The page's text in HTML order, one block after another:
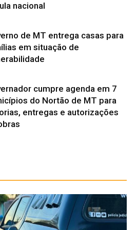
nacional
de MT entrega casas para
em situação de
cumpre agenda em 7
do Nortão de MT para
entregas e autorizações